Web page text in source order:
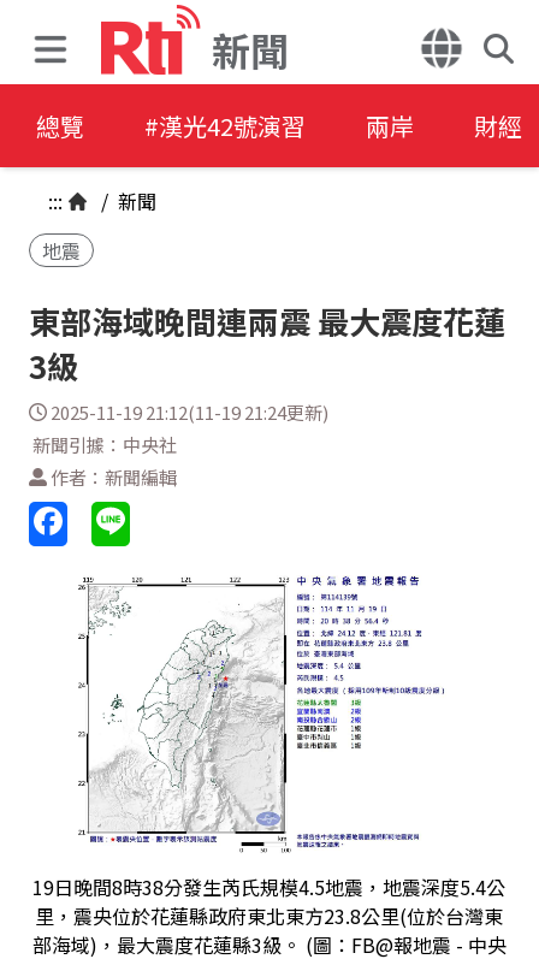
新聞
總覽 #漢光42號演習 兩岸 財經
::: / 新聞
地震
東部海域晚間連兩震 最大震度花蓮
3級
2025-11-19 21:12(11-19 21:24更新)
新聞引據：中央社
作者：新聞編輯
19日晚間8時38分發生芮氏規模4.5地震，地震深度5.4公
里，震央位於花蓮縣政府東北東方23.8公里(位於台灣東
部海域)，最大震度花蓮縣3級。 (圖：FB@報地震 - 中央